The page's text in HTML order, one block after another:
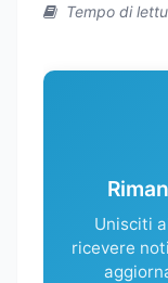
Tempo di
Unisciti
ricevere